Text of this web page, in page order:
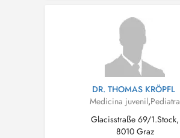
DR. THOMAS KRÖPFL
Medicina juvenil,Pediatra
Glacisstraße 69/1.Stock,
8010 Graz